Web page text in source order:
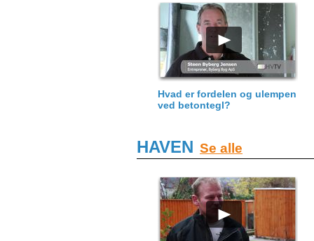
Hvad er fordelen og ulempen
ved betontegl?
HAVEN Se alle